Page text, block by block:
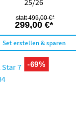
25/26
299,00 €*
499,00 €*
Set erstellen & sparen
-69%